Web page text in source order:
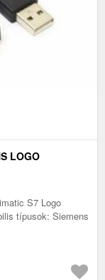
LOGO
S7 Logo
típusok: Siemens